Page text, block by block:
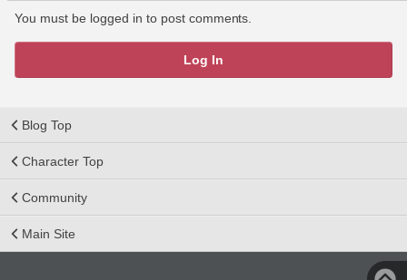
You must be logged in to post comments.
Log In
Blog Top
Character Top
Community
Main Site